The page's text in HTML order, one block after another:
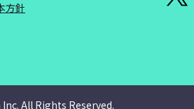
方針
All Rights Reserved.